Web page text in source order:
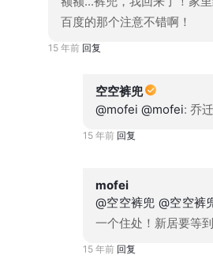
百度的那个注意不错啊！
15 年前 回复
空空裤兜
@mofei @mofei: 乔
15 年前 回复
mofei
@空空裤兜 @空空裤
一个住处！新居要等
15 年前 回复